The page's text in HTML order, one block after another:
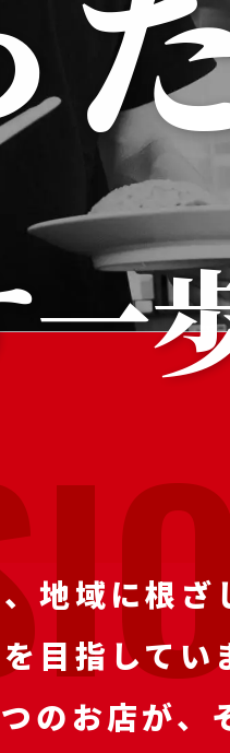
一
地域に根ざ
目指してい
のお店が、
I